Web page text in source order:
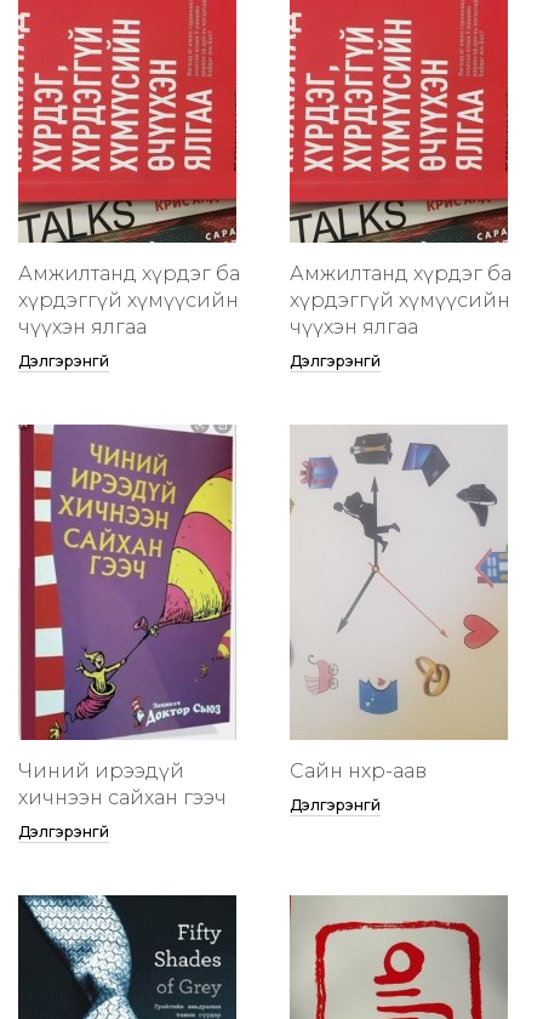
Амжилтанд хүрдэг ба
хүрдэггүй хүмүүсийн
өчүүхэн ялгаа
Дэлгэрэнгүй
Амжилтанд хүрдэг ба
хүрдэггүй хүмүүсийн
өчүүхэн ялгаа
Дэлгэрэнгүй
Чиний ирээдүй
хичнээн сайхан гээч
Дэлгэрэнгүй
Сайн нөхөр-аав
Дэлгэрэнгүй